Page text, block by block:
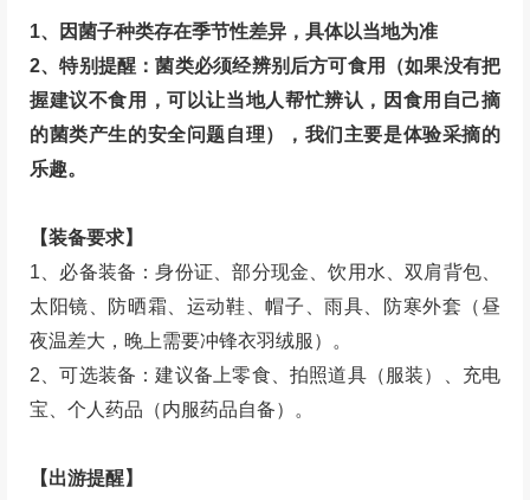
1、因菌子种类存在季节性差异，具体以当地为准
2、特别提醒：菌类必须经辨别后方可食用（如果没有把
握建议不食用，可以让当地人帮忙辨认，因食用自己摘
的菌类产生的安全问题自理），我们主要是体验采摘的
乐趣。
【装备要求】
1、必备装备：身份证、部分现金、饮用水、双肩背包、
太阳镜、防晒霜、运动鞋、帽子、雨具、防寒外套（昼
夜温差大，晚上需要冲锋衣羽绒服）。
2、可选装备：建议备上零食、拍照道具（服装）、充电
宝、个人药品（内服药品自备）。
【出游提醒】